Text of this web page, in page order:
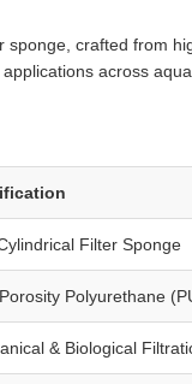
sponge, crafted from
across
Filter Sponge
Polyurethane
& Biological